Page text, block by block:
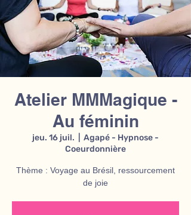
Atelier MMMagique -
Au féminin
jeu. 16 juil.
Agapé - Hypnose -
Coeurdonnière
Thème : Voyage au Brésil, ressourcement
de joie